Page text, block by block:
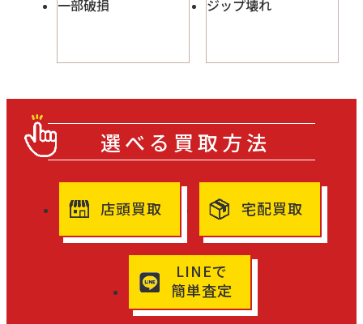
一部破損 ジップ壊れ
選べる買取方法
店頭買取 宅配買取
LINEで
簡単査定